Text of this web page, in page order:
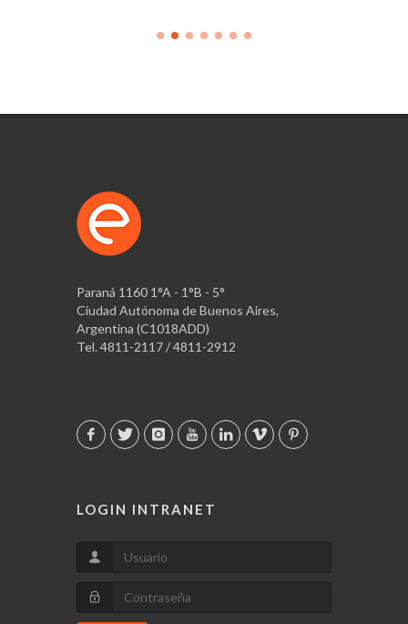
Paraná 1160 1°A - 1°B - 5°
Ciudad Autónoma de Buenos Aires,
Argentina (C1018ADD)
Tel. 4811-2117 / 4811-2912
LOGIN INTRANET